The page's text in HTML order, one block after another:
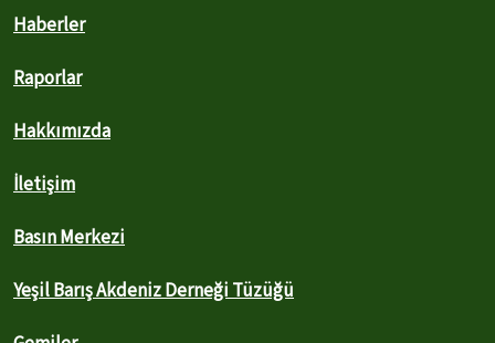
Haberler
Raporlar
Hakkımızda
İletişim
Basın Merkezi
Yeşil Barış Akdeniz Derneği Tüzüğü